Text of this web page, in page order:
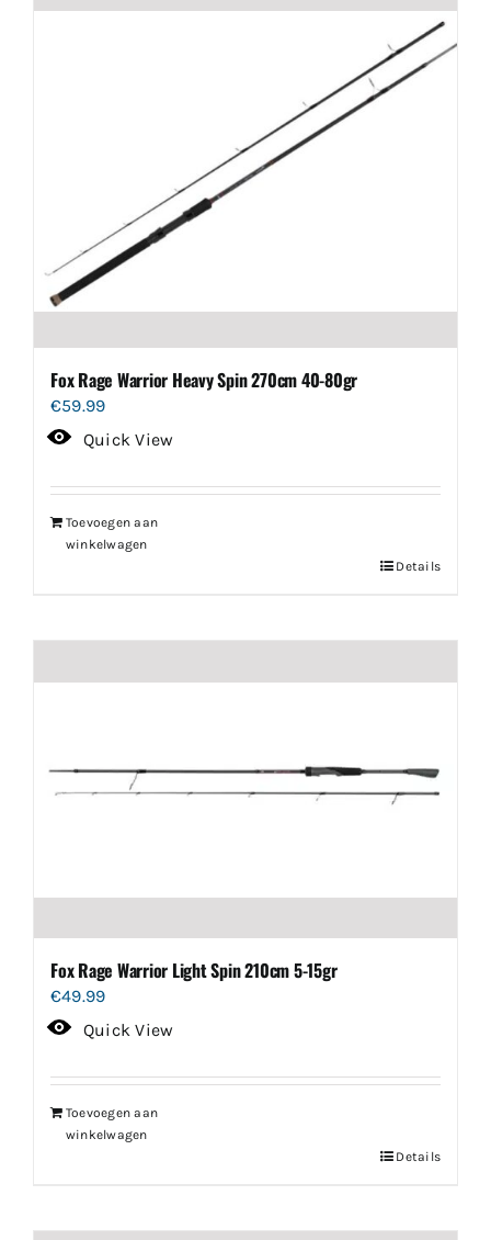
Fox Rage Warrior Heavy Spin 270cm 40-80gr
€59.99
Quick View
Toevoegen aan
winkelwagen
Details
Fox Rage Warrior Light Spin 210cm 5-15gr
€49.99
Quick View
Toevoegen aan
winkelwagen
Details